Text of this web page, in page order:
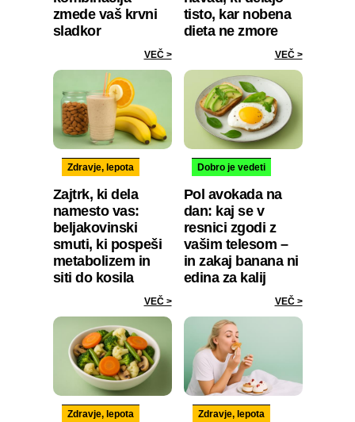
zmede vaš krvni
sladkor
VEČ >
tisto, kar nobena
dieta ne zmore
VEČ >
Zdravje, lepota
Zajtrk, ki dela
namesto vas:
beljakovinski
smuti, ki pospeši
metabolizem in
siti do kosila
VEČ >
Dobro je vedeti
Pol avokada na
dan: kaj se v
resnici zgodi z
vašim telesom –
in zakaj banana ni
edina za kalij
VEČ >
Zdravje, lepota Zdravje, lepota